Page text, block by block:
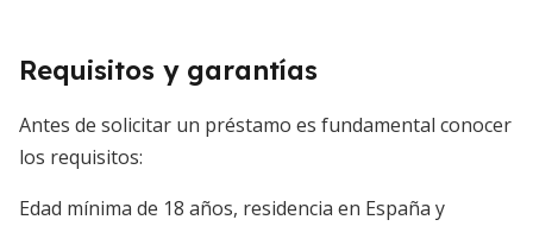
Requisitos y garantías
Antes de solicitar un préstamo es fundamental conocer
los requisitos:
Edad mínima de 18 años, residencia en España y